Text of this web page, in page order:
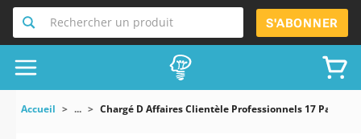
Rechercher un produit S'ABONNER
Accueil ... Chargé D Affaires Clientèle Professionnels 17 Paris F/H